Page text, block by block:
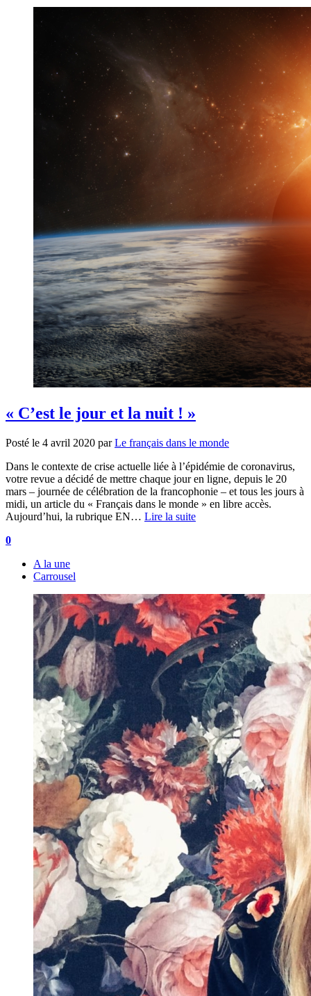
« C’est le jour et la nuit ! »
Posté le 4 avril 2020 par Le français dans le monde
Dans le contexte de crise actuelle liée à l’épidémie de coronavirus,
votre revue a décidé de mettre chaque jour en ligne, depuis le 20
mars – journée de célébration de la francophonie – et tous les jours à
midi, un article du « Français dans le monde » en libre accès.
Aujourd’hui, la rubrique EN… Lire la suite
0
A la une
Carrousel